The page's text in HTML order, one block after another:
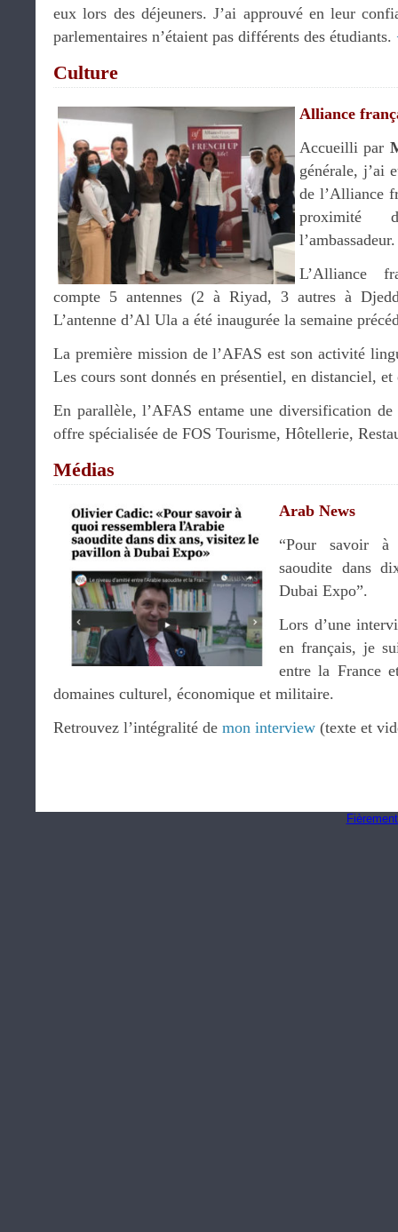
eux lors des déjeuners. J’ai approuvé en leur
parlementaires n’étaient pas différents des étudiants.
Culture
Alliance
Accueilli par
générale, j’ai
de l’Alliance
proximité
l’ambassadeur.
L’Alliance
compte 5 antennes (2 à Riyad, 3 autres à
L’antenne d’Al Ula a été inaugurée la semaine
La première mission de l’AFAS est son activité
Les cours sont donnés en présentiel, en distanciel,
En parallèle, l’AFAS entame une diversification
offre spécialisée de FOS Tourisme, Hôtellerie,
Médias
Arab News
“Pour savoir à
saoudite dans
Dubai Expo”.
Lors d’une
en français, je
entre la France
domaines culturel, économique et militaire.
Retrouvez l’intégralité de mon interview (texte et